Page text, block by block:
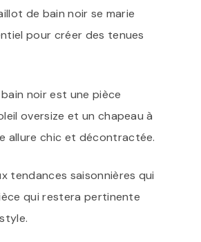
de bain noir se marie
pour créer des tenues
noir est une pièce
oversize et un chapeau à
allure chic et décontractée.
tendances saisonnières qui
qui restera pertinente